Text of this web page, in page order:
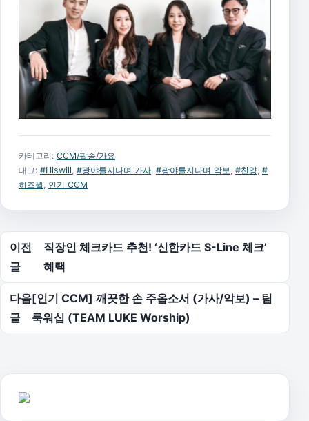
카테고리: CCM/팝송/가요
태그: #Hiswill, #광야를지나며 가사, #광야를지나며 악보, #찬양, #
히즈윌, 인기 CCM
글 탐색
이전
글
직장인 체크카드 추천! ‘신한카드 S-Line 체크’
혜택
다음
글
[인기 CCM] 깨끗한 손 주옵소서 (가사/악보) – 팀
룩워십 (TEAM LUKE Worship)